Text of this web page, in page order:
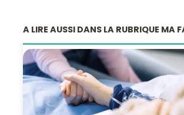
A LIRE AUSSI DANS LA RUBRIQUE MA